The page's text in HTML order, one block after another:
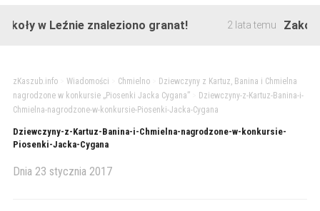
w Leźnie znaleziono granat! 2 lata temu
zKaszub.info> Wiadomości Chmielno>
Dziewczyny z Kartuz, Banina i Chmielna
nagrodzone w konkursie „Piosenki Jacka Cygana”>
Dziewczyny-z-Kartuz-Banina-i-
Chmielna-nagrodzone-w-konkursie-Piosenki-Jacka-Cygana
Dziewczyny-z-Kartuz-Banina-i-Chmielna-nagrodzone-w-konkursie-
Piosenki-Jacka-Cygana
Dnia 23 stycznia 2017